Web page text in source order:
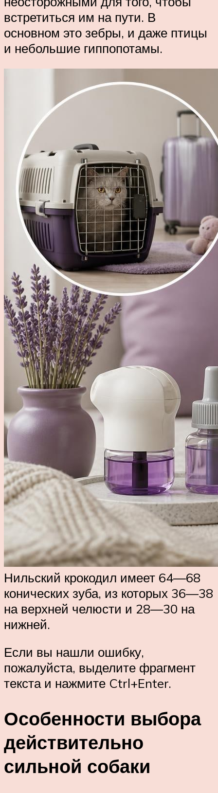
встретиться им на пути. В
основном это зебры, и даже птицы
и небольшие гиппопотамы.
Нильский крокодил имеет 64—68
конических зуба, из которых 36—38
на верхней челюсти и 28—30 на
нижней.
Если вы нашли ошибку,
пожалуйста, выделите фрагмент
текста и нажмите Ctrl+Enter.
Особенности выбора
действительно
сильной собаки